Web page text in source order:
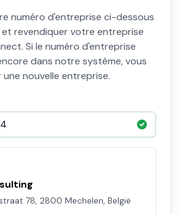
numéro d'entreprise ci-dessous
revendiquer votre entreprise
Si le numéro d'entreprise
dans notre système, vous
nouvelle entreprise.
78, 2800 Mechelen, België